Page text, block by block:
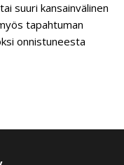
suuri kansainvälinen
tapahtuman
onnistuneesta